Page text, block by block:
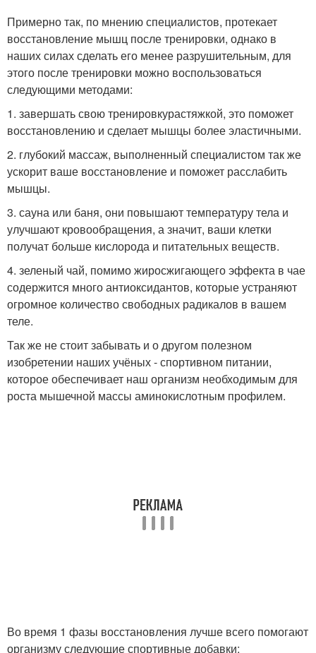
Примерно так, по мнению специалистов, протекает
восстановление мышц после тренировки, однако в
наших силах сделать его менее разрушительным, для
этого после тренировки можно воспользоваться
следующими методами:
1. завершать свою тренировкурастяжкой, это поможет
восстановлению и сделает мышцы более эластичными.
2. глубокий массаж, выполненный специалистом так же
ускорит ваше восстановление и поможет расслабить
мышцы.
3. сауна или баня, они повышают температуру тела и
улучшают кровообращения, а значит, ваши клетки
получат больше кислорода и питательных веществ.
4. зеленый чай, помимо жиросжигающего эффекта в чае
содержится много антиоксидантов, которые устраняют
огромное количество свободных радикалов в вашем
теле.
Так же не стоит забывать и о другом полезном
изобретении наших учёных - спортивном питании,
которое обеспечивает наш организм необходимым для
роста мышечной массы аминокислотным профилем.
Во время 1 фазы восстановления лучше всего помогают
организму следующие спортивные добавки: